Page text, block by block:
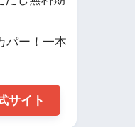
パー！一本
サイト